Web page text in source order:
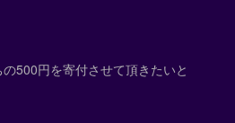
500円を寄付させて頂きたいと